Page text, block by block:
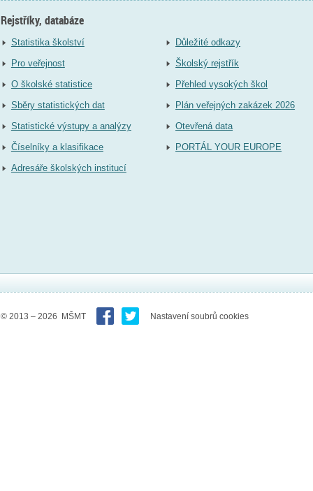
Rejstříky, databáze
Statistika školství
Pro veřejnost
O školské statistice
Sběry statistických dat
Statistické výstupy a analýzy
Číselníky a klasifikace
Adresáře školských institucí
Důležité odkazy
Školský rejstřík
Přehled vysokých škol
Plán veřejných zakázek 2026
Otevřená data
PORTÁL YOUR EUROPE
© 2013 – 2026 MŠMT Nastavení soubrů cookies